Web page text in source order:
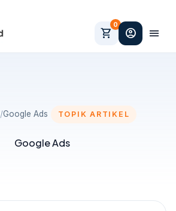
shopping_cart
0
account_circle menu
/Google Ads TOPIK ARTIKEL
Google Ads